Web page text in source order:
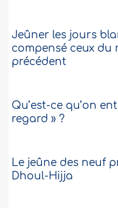
Jeûner les jours
compensé ceux du
précédent
Qu’est-ce qu’on
regard » ?
Le jeûne des neuf
Dhoul-Hijja